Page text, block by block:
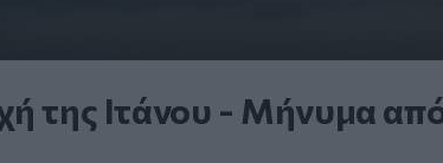
της Ιτάνου - Μήνυμα